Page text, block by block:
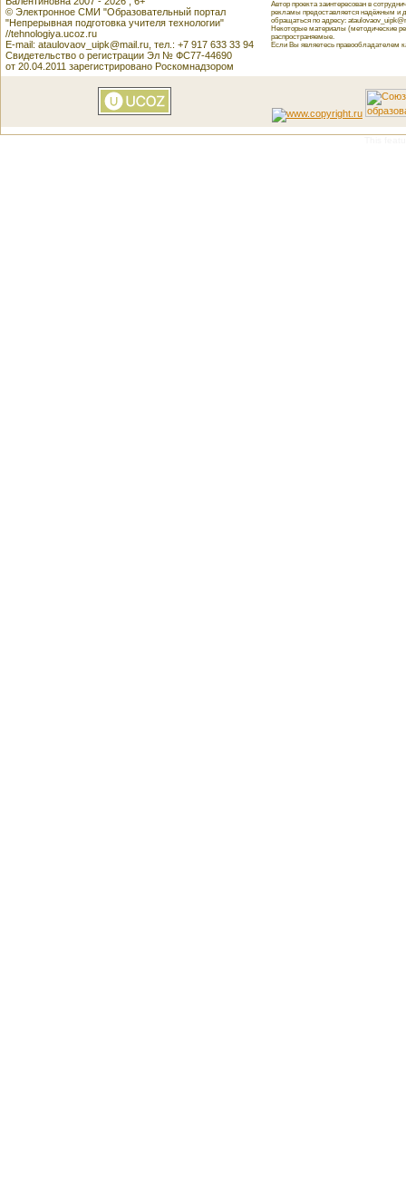
© Электронное СМИ "Образовательный портал
"Непрерывная подготовка учителя технологии"
//tehnologiya.ucoz.ru
E-mail: ataulovaov_uipk@mail.ru, тел.: +7 917 633 33 94
Свидетельство о регистрации Эл № ФС77-44690
от 20.04.2011 зарегистрировано Роскомнадзором
Автор проекта заинтересован в
рекламы предоставляется надёжным и
обращаться по адресу:
Некоторые материалы (методические
распространяемые.
Если Вы являетесь правообладателем